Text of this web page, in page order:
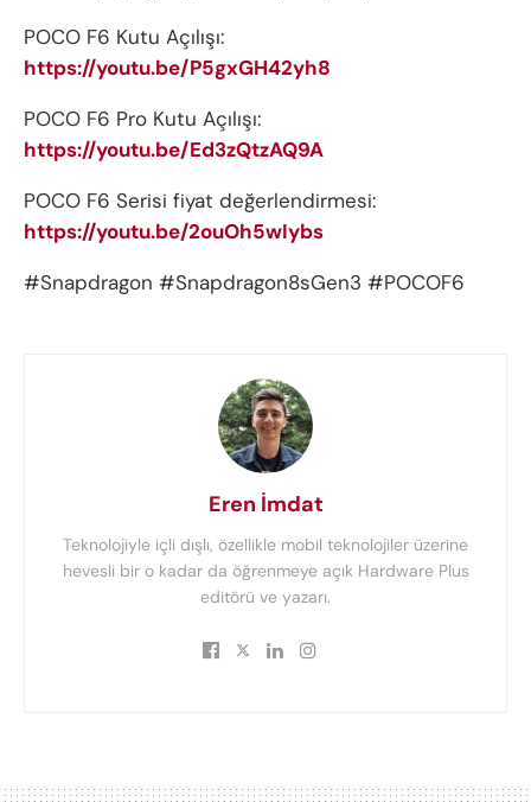
POCO F6 Kutu Açılışı:
https://youtu.be/P5gxGH42yh8
POCO F6 Pro Kutu Açılışı:
https://youtu.be/Ed3zQtzAQ9A
POCO F6 Serisi fiyat değerlendirmesi:
https://youtu.be/2ouOh5wIybs
#Snapdragon #Snapdragon8sGen3 #POCOF6
Eren İmdat
Teknolojiyle içli dışlı, özellikle mobil teknolojiler üzerine
hevesli bir o kadar da öğrenmeye açık Hardware Plus
editörü ve yazarı.